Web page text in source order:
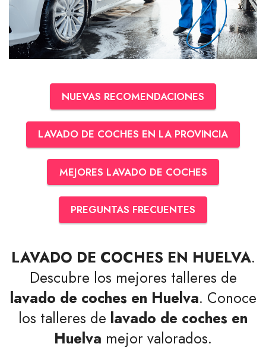
NUEVAS RECOMENDACIONES
LAVADO DE COCHES EN LA PROVINCIA
MEJORES LAVADO DE COCHES
PREGUNTAS FRECUENTES
LAVADO DE COCHES EN HUELVA.
Descubre los mejores talleres de
lavado de coches en Huelva. Conoce
los talleres de lavado de coches en
Huelva mejor valorados.